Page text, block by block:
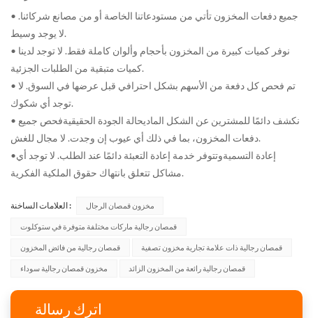
• جميع دفعات المخزون تأتي من مستودعاتنا الخاصة أو من مصانع شركائنا.
لا يوجد وسيط.
• نوفر كميات كبيرة من المخزون بأحجام وألوان كاملة فقط. لا توجد لدينا
كميات متبقية من الطلبات الجزئية.
• تم فحص كل دفعة من الأسهم بشكل احترافي قبل عرضها في السوق. لا
توجد أي شكوك.
• نكشف دائمًا للمشترين عن الشكل الماديحالة الجودة الحقيقيةفحص جميع
دفعات المخزون، بما في ذلك أي عيوب إن وجدت. لا مجال للغش.
•
إعادة التسميةوتتوفر خدمة إعادة التعبئة دائمًا عند الطلب. لا توجد أي
مشاكل تتعلق بانتهاك حقوق الملكية الفكرية.
العلامات الساخنة : مخزون قمصان الرجال
قمصان رجالية ماركات مختلفة متوفرة في ستوكلوت
قمصان رجالية من فائض المخزون قمصان رجالية ذات علامة تجارية مخزون تصفية
مخزون قمصان رجالية سوداء قمصان رجالية رائعة من المخزون الزائد
اترك رسالة